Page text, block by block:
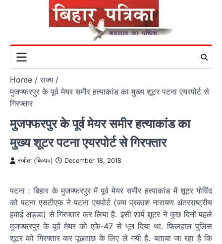
Home
राज्य
मुजफ्फरपुर के पूर्व मेयर समीर हत्याकांड का मुख्य शूटर पटना एयरपोर्ट से
गिरफ्तार
मुजफ्फरपुर के पूर्व मेयर समीर हत्याकांड का
मुख्य शूटर पटना एयरपोर्ट से गिरफ्तार
रंजीता (बि०प०) December 18, 2018
पटना : बिहार के मुजफ्फरपुर में पूर्व मेयर समीर हत्याकांड में शूटर गोविंद
को पटना एसटीएफ ने पटना एयपोर्ट (जय प्रकाश नारायण अंतरराष्ट्रीय
हवाई अड्डा) से गिरफ्तार कर लिया है. इसी शार्प शूटर ने कुछ दिनों पहले
मुजफ्फरपुर के पूर्व मेयर को एके-47 से भून दिया था. फिलहाल पुलिस
शूटर को गिरफ्तार कर पूछताछ के लिए ले गयी है. बताया जा रहा है कि